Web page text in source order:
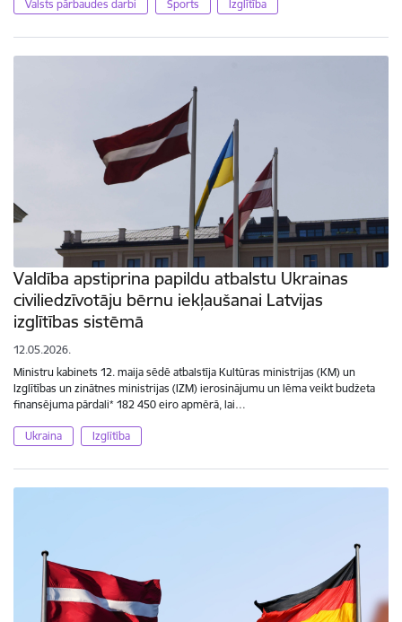
Valsts pārbaudes darbi Sports Izglītība
Valdība apstiprina papildu atbalstu Ukrainas
civiliedzīvotāju bērnu iekļaušanai Latvijas
izglītības sistēmā
12.05.2026.
Ministru kabinets 12. maija sēdē atbalstīja Kultūras ministrijas (KM) un
Izglītības un zinātnes ministrijas (IZM) ierosinājumu un lēma veikt budžeta
finansējuma pārdali* 182 450 eiro apmērā, lai…
Ukraina Izglītība